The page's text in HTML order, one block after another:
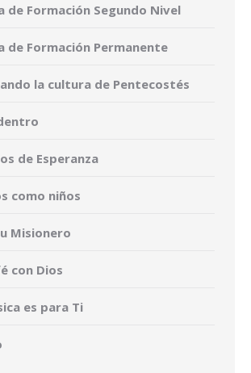
de Formación Segundo Nivel
de Formación Permanente
la cultura de Pentecostés
de Esperanza
como niños
Misionero
con Dios
es para Ti